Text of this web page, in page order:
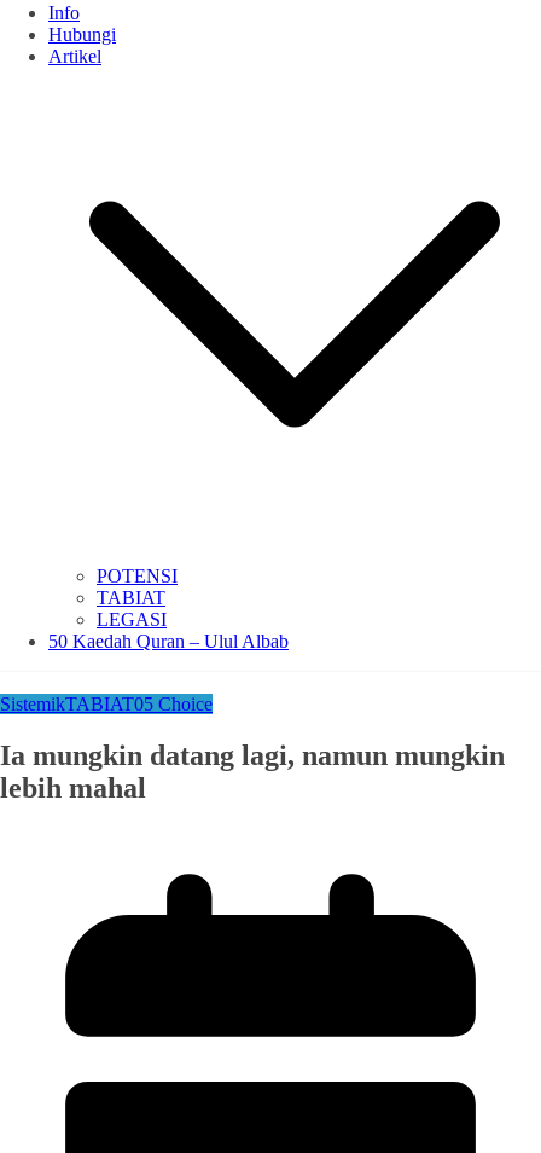
Info
Hubungi
Artikel
POTENSI
TABIAT
LEGASI
50 Kaedah Quran – Ulul Albab
SistemikTABIAT05 Choice
Ia mungkin datang lagi, namun mungkin
lebih mahal